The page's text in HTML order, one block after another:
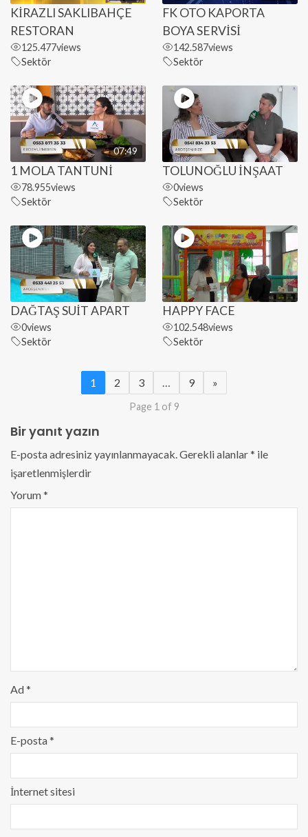
KİRAZLI SAKLIBAHÇE
RESTORAN
125.477views
Sektör
FK OTO KAPORTA
BOYA SERVİSİ
142.587views
Sektör
07:49
1 MOLA TANTUNİ
78.955views
Sektör
TOLUNOĞLU İNŞAAT
0views
Sektör
DAĞTAŞ SUİT APART
0views
Sektör
HAPPY FACE
102.548views
Sektör
1 2 3 9 »
Page 1 of 9
Bir yanıt yazın
E-posta adresiniz yayınlanmayacak. Gerekli alanlar* ile
işaretlenmişlerdir
Yorum*
Ad*
E-posta*
İnternet sitesi